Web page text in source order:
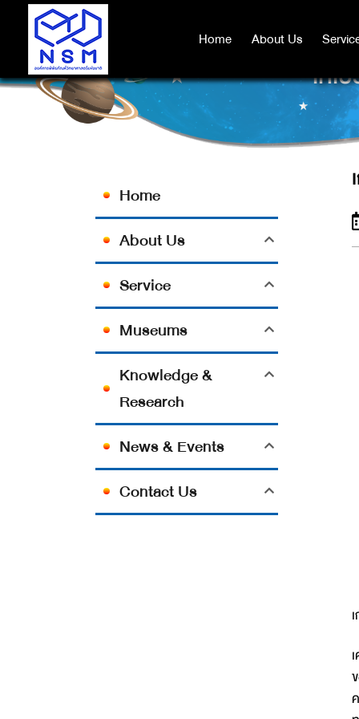
Home About Us Service
Home About Us
เกเ
Home
About Us
Service
Museums
Knowledge &
Research
News & Events
Contact Us